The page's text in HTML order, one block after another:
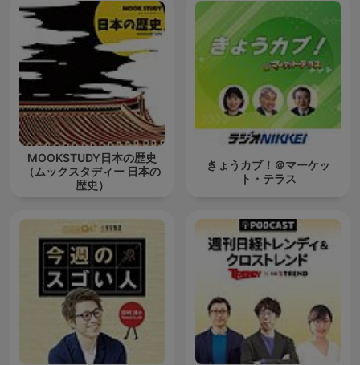
MOOKSTUDY日本の歴史
（ムックスタディー 日本の
歴史）
きょうカブ！＠マーケッ
ト・テラス